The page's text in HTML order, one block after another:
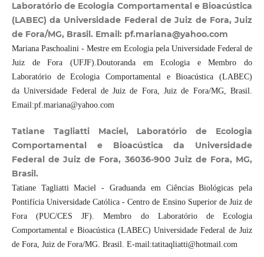
Laboratório de Ecologia Comportamental e Bioacústica
(LABEC) da Universidade Federal de Juiz de Fora, Juiz
de Fora/MG, Brasil. Email: pf.mariana@yahoo.com
Mariana Paschoalini - Mestre em Ecologia pela Universidade Federal de
Juiz de Fora (UFJF).Doutoranda em Ecologia e Membro do
Laboratório de Ecologia Comportamental e Bioacústica (LABEC)
da Universidade Federal de Juiz de Fora, Juiz de Fora/MG, Brasil.
Email:pf.mariana@yahoo.com
Tatiane Tagliatti Maciel, Laboratório de Ecologia
Comportamental e Bioacústica da Universidade
Federal de Juiz de Fora, 36036-900 Juiz de Fora, MG,
Brasil.
Tatiane Tagliatti Maciel - Graduanda em Ciências Biológicas pela
Pontifícia Universidade Católica - Centro de Ensino Superior de Juiz de
Fora (PUC/CES JF). Membro do Laboratório de Ecologia
Comportamental e Bioacústica (LABEC) Universidade Federal de Juiz
de Fora, Juiz de Fora/MG. Brasil. E-mail:tatitaqliatti@hotmail.com